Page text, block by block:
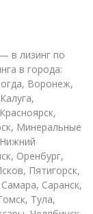
— в лизинг по
в города:
Воронеж,
Минеральные
Оренбург,
Пятигорск,
Саранск,
Тула,